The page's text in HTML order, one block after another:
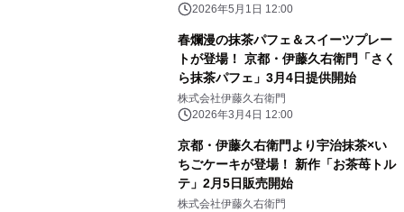
2026年5月1日 12:00
春爛漫の抹茶パフェ＆スイーツプレー
トが登場！ 京都・伊藤久右衛門「さく
ら抹茶パフェ」3月4日提供開始
株式会社伊藤久右衛門
2026年3月4日 12:00
京都・伊藤久右衛門より宇治抹茶×い
ちごケーキが登場！ 新作「お茶苺トル
テ」2月5日販売開始
株式会社伊藤久右衛門